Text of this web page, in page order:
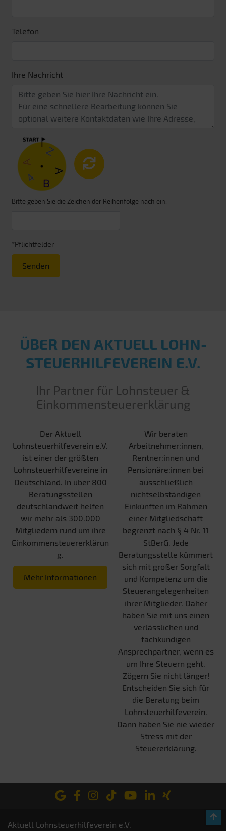
Telefon
Ihre Nachricht
Bitte geben Sie die Zeichen der Reihenfolge nach ein.
*Pflichtfelder
Senden
ÜBER DEN AKTUELL LOHN­
STEUER­HILFE­VEREIN E.V.
Ihr Partner für Lohnsteuer &
Einkommensteuererklärung
Der Aktuell
Lohnsteuerhilfeverein e.V.
ist einer der größten
Lohnsteuerhilfevereine in
Deutschland. In über 800
Beratungsstellen
deutschlandweit helfen
wir mehr als 300.000
Mitgliedern rund um ihre
Einkommensteuererklärun
g.
Mehr Informationen
Wir beraten
Arbeitnehmer:innen,
Rentner:innen und
Pensionäre:innen bei
ausschließlich
nichtselbständigen
Einkünften im Rahmen
einer Mitgliedschaft
begrenzt nach § 4 Nr. 11
StBerG. Jede
Beratungsstelle kümmert
sich mit großer Sorgfalt
und Kompetenz um die
Steuerangelegenheiten
ihrer Mitglieder. Daher
haben Sie mit uns einen
verlässlichen und
fachkundigen
Ansprechpartner, wenn es
um Ihre Steuern geht.
Zögern Sie nicht länger!
Entscheiden Sie sich für
die Beratung beim
Lohnsteuerhilfeverein.
Dann haben Sie nie wieder
Stress mit der
Steuererklärung.
Aktuell Lohnsteuerhilfeverein e.V.